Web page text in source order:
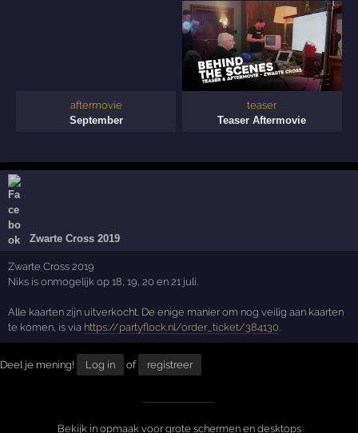
aftermovie
September
teaser
Teaser Aftermovie
Zwarte Cross 2019
Zwarte Cross 2019
Niks is onmogelijk op 18, 19, 20 en 21 juli.
Alle kaarten zijn uitverkocht. De enige manier om nog veilig aan kaarten
te komen, is via https://partyflock.nl/order_ticket/384130
Deel je mening! Log in of registreer
Bekijk in opmaak voor grote schermen en desktops